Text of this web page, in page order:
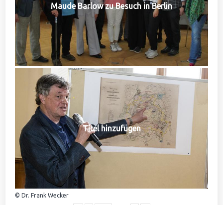
Maude Barlow zu Besuch in Berlin
Titel hinzufügen
© Dr. Frank Wecker